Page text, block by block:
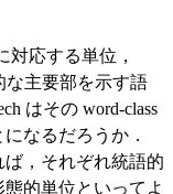
対応する単位，
な主要部を示す語
はその word-class
なるだろうか．
，それぞれ統語的
的単位といってよ